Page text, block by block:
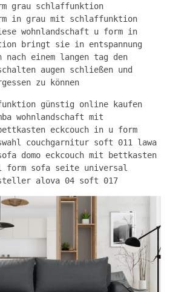
grau schlaffunktion
in grau mit schlaffunktion
wohnlandschaft u form in
bringt sie in entspannung
nach einem langen tag den
augen schließen und
zu können
günstig online kaufen
wohnlandschaft mit
eckcouch in u form
couchgarnitur soft 011 lawa
domo eckcouch mit bettkasten
form sofa seite universal
alova 04 soft 017